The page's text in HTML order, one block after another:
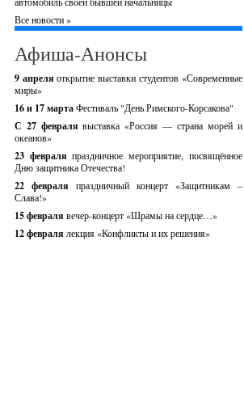
Все новости »
Афиша-Анонсы
9 апреляоткрытие выставки студентов «Современные
миры»
16 и 17 мартаФестиваль "День Римского-Корсакова"
С 27 февралявыставка «Россия — страна морей и
океанов»
23 февраляпраздничное мероприятие, посвящённое
Дню защитника Отечества!
22 февраля праздничный концерт «Защитникам –
Слава!»
15 февраля вечер-концерт «Шрамы на сердце…»
12 февраля лекция «Конфликты и их решения»